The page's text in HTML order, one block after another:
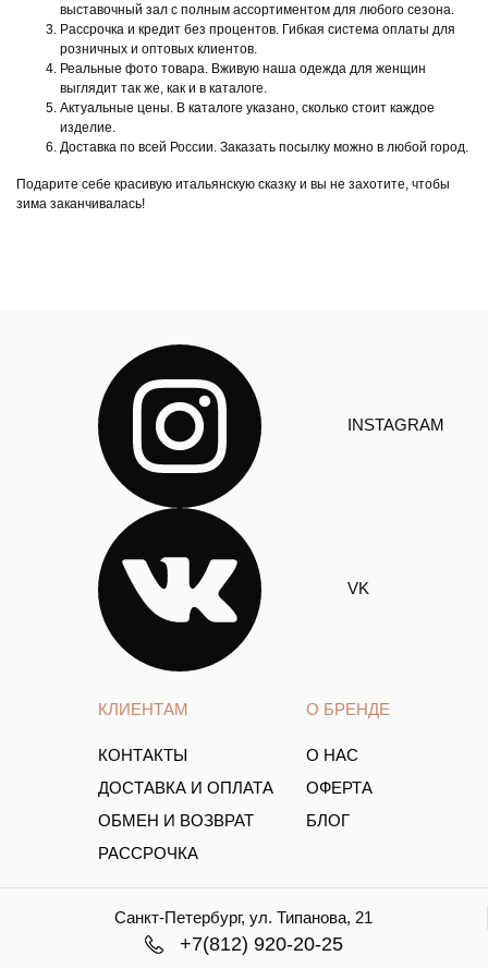
выставочный зал с полным ассортиментом для любого сезона.
Рассрочка и кредит без процентов. Гибкая система оплаты для
розничных и оптовых клиентов.
Реальные фото товара. Вживую наша одежда для женщин
выглядит так же, как и в каталоге.
Актуальные цены. В каталоге указано, сколько стоит каждое
изделие.
Доставка по всей России. Заказать посылку можно в любой город.
Подарите себе красивую итальянскую сказку и вы не захотите, чтобы
зима заканчивалась!
КЛИЕНТАМ
КОНТАКТЫ
ДОСТАВКА И ОПЛАТА
ОБМЕН И ВОЗВРАТ
РАССРОЧКА
О БРЕНДЕ
О НАС
ОФЕРТА
БЛОГ
INSTAGRAM
VK
Санкт-Петербург, ул. Типанова, 21
+7(812) 920-20-25